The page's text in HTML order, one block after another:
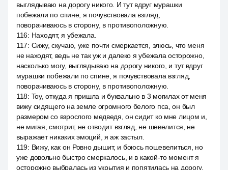
выглядываю на дорогу никого. И тут вдруг мурашки
побежали по спине, я почувствовала взгляд,
поворачиваюсь в сторону, в противоположную.
116: Находят, я убежала.
117: Сижу, скучаю, уже почти смеркается, злюсь, что меня
не находят, ведь не так уж и далеко я убежала осторожно,
насколько могу, выглядываю на дорогу никого, и тут вдруг
мурашки побежали по спине, я почувствовала взгляд,
поворачиваюсь в сторону, в противоположную.
118: Toy, откуда я пришла и буквально в 3 могилах от меня
вижу сидящего на земле огромного белого пса, он был
размером со взрослого медведя, он сидит ко мне лицом и,
не мигая, смотрит, не отводит взгляд, не шевелится, не
выражает никаких эмоций, я аж застыл.
119: Вижу, как он Ровно дышит, и боюсь пошевелиться, но
уже довольно быстро смеркалось, и в какой-то момент я
осторожно выбралась из укрытия и попятилась на дорогу.